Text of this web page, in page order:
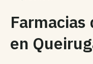
en